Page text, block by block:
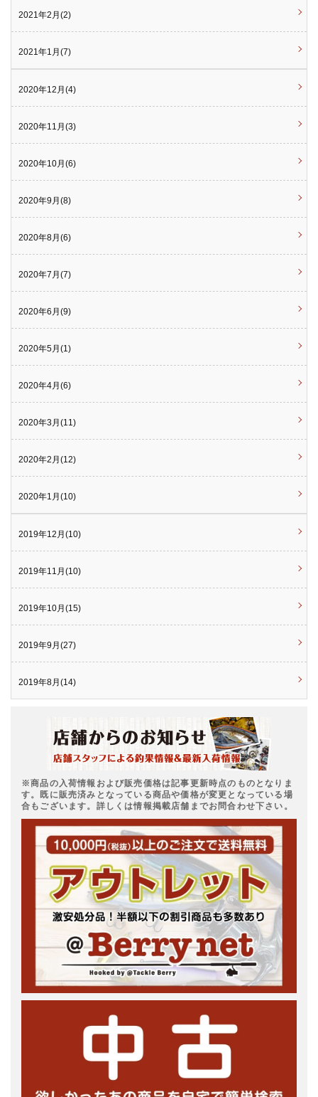
2021年2月(2)
2021年1月(7)
2020年12月(4)
2020年11月(3)
2020年10月(6)
2020年9月(8)
2020年8月(6)
2020年7月(7)
2020年6月(9)
2020年5月(1)
2020年4月(6)
2020年3月(11)
2020年2月(12)
2020年1月(10)
2019年12月(10)
2019年11月(10)
2019年10月(15)
2019年9月(27)
2019年8月(14)
※商品の入荷情報および販売価格は記事更新時点のものとなりま
す。既に販売済みとなっている商品や価格が変更となっている場
合もございます。詳しくは情報掲載店舗までお問合わせ下さい。